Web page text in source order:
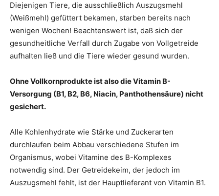
Diejenigen Tiere, die ausschließlich Auszugsmehl
(Weißmehl) gefüttert bekamen, starben bereits nach
wenigen Wochen! Beachtenswert ist, daß sich der
gesundheitliche Verfall durch Zugabe von Vollgetreide
aufhalten ließ und die Tiere wieder gesund wurden.
Ohne Vollkornprodukte ist also die Vitamin B-
Versorgung (B1, B2, B6, Niacin, Panthothensäure) nicht
gesichert.
Alle Kohlenhydrate wie Stärke und Zuckerarten
durchlaufen beim Abbau verschiedene Stufen im
Organismus, wobei Vitamine des B-Komplexes
notwendig sind. Der Getreidekeim, der jedoch im
Auszugsmehl fehlt, ist der Hauptlieferant von Vitamin B1.